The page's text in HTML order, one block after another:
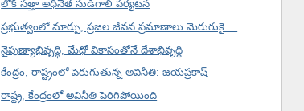
లోక్ సత్తా అధినేత సుడిగాలి పర్యటన
ప్రభుత్వంలో మార్పు, ప్రజల జీవన ప్రమాణాలు మెరుగుకై ...
నైపుణ్యాభివృద్ధి, మేధో వికాసంతోనే దేశాభివృద్ధి
కేంద్రం, రాష్ట్రంలో పెరుగుతున్న అవినీతి: జయప్రకాష్
రాష్ట్ర, కేంద్రంలో అవినీతి పెరిగిపోయింది